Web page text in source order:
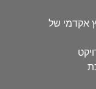
אקדמי של